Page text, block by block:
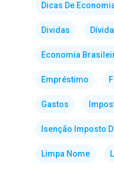
Dicas De
Dividas
Economia
Empréstimo
Gastos
Isenção Imposto
Limpa Nome